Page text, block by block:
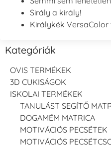
Sirály a király!
Királykék
Kategóriák
OVIS TERMÉKEK
3D CUKISÁGOK
ISKOLAI TERMÉKEK
TANULÁST SEGÍTŐ
DOGAMÉM MATRICA
MOTIVÁCIÓS PECSÉTEK
MOTIVÁCIÓS